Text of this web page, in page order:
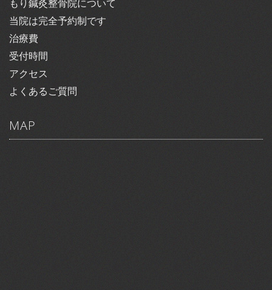
もり鍼灸整骨院について
当院は完全予約制です
治療費
受付時間
アクセス
よくあるご質問
MAP